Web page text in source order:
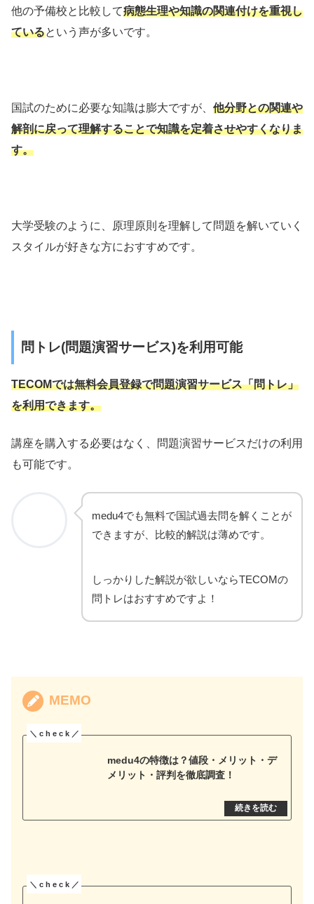
他の予備校と比較して病態生理や知識の関連付けを重視し
ているという声が多いです。
国試のために必要な知識は膨大ですが、 他分野との関連や
解剖に戻って理解することで知識を定着させやすくなりま
す。
大学受験のように、原理原則を理解して問題を解いていく
スタイルが好きな方におすすめです。
問トレ(問題演習サービス)を利用可能
TECOMでは無料会員登録で問題演習サービス「問トレ」
を利用できます。
講座を購入する必要はなく、問題演習サービスだけの利用
も可能です。
medu4でも無料で国試過去問を解くことが
できますが、比較的解説は薄めです。
しっかりした解説が欲しいならTECOMの
問トレはおすすめですよ！
MEMO
medu4の特徴は？値段・メリット・デ
メリット・評判を徹底調査！